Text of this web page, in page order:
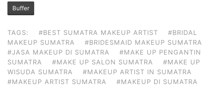
Buffer
TAGS: #BEST SUMATRA MAKEUP ARTIST
#BRIDAL
MAKEUP SUMATRA
#BRIDESMAID MAKEUP SUMATRA
#JASA MAKEUP DI SUMATRA
#MAKE UP PENGANTIN
SUMATRA
#MAKE UP SALON SUMATRA
#MAKE UP
WISUDA SUMATRA
#MAKEUP ARTIST IN SUMATRA
#MAKEUP ARTIST SUMATRA
#MAKEUP DI SUMATRA